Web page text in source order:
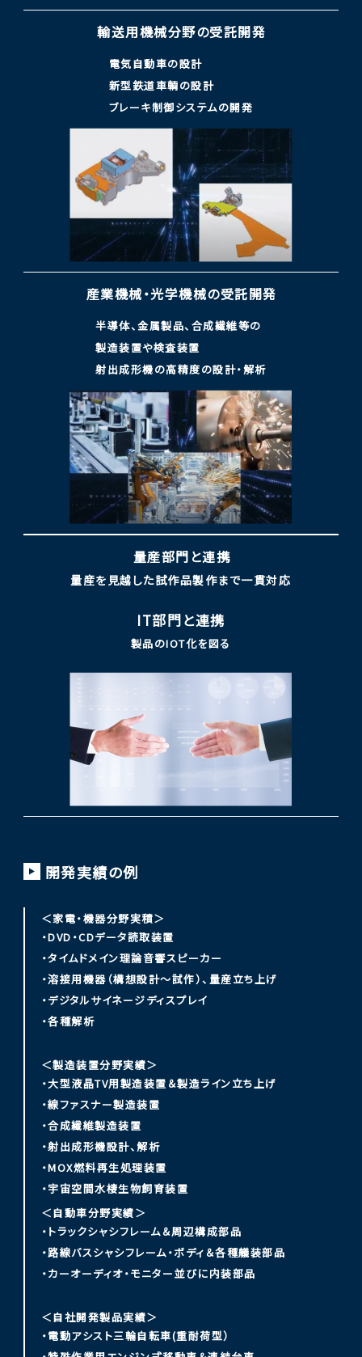
輸送用機械分野の受託開発
電気自動車の設計
新型鉄道車輌の設計
ブレーキ制御システムの開発
産業機械・光学機械の受託開発
半導体、金属製品、合成繊維等の
製造装置や検査装置
射出成形機の高精度の設計・解析
量産部門と連携
量産を見越した試作品製作まで一貫対応
IT部門と連携
製品のIOT化を図る
開発実績の例
＜家電・機器分野実積＞
・DVD・CDデータ読取装置
・タイムドメイン理論音響スピーカー
・溶接用機器（構想設計～試作）、量産立ち上げ
・デジタルサイネージディスプレイ
・各種解析
＜製造装置分野実績＞
・大型液晶TV用製造装置＆製造ライン立ち上げ
・線ファスナー製造装置
・合成繊維製造装置
・射出成形機設計、解析
・MOX燃料再生処理装置
・宇宙空間水棲生物飼育装置
＜自動車分野実績＞
・トラックシャシフレーム＆周辺構成部品
・路線バスシャシフレーム・ボディ＆各種艤装部品
・カーオーディオ・モニター並びに内装部品
＜自社開発製品実績＞
・電動アシスト三輪自転車(重耐荷型）